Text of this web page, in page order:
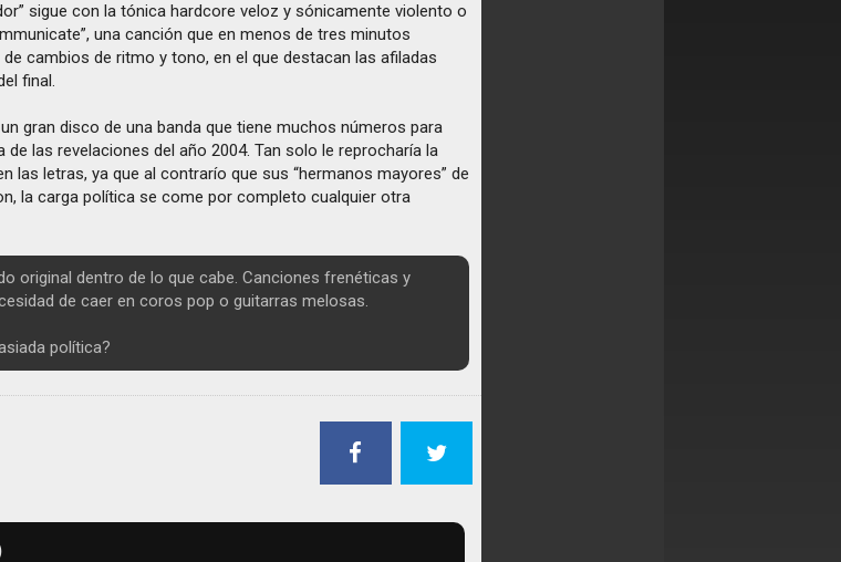
sigue con la tónica hardcore veloz y sónicamente violento o
una canción que en menos de tres minutos
cambios de ritmo y tono, en el que destacan las afiladas
final.
un gran disco de una banda que tiene muchos números para
de las revelaciones del año 2004. Tan solo le reprocharía la
las letras, ya que al contrarío que sus “hermanos mayores” de
la carga política se come por completo cualquier otra
original dentro de lo que cabe. Canciones frenéticas y
de caer en coros pop o guitarras melosas.
política?